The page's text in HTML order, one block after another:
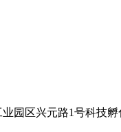
园区兴元路1号科技孵